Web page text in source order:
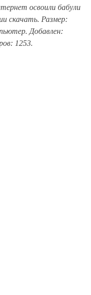
освоили бабули
скачать. Размер:
Добавлен:
1253.